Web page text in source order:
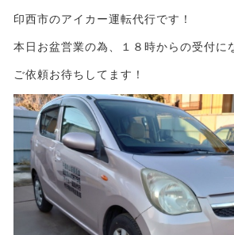
印西市のアイカー運転代行です！
本日お盆営業の為、１８時からの受付に
ご依頼お待ちしてます！